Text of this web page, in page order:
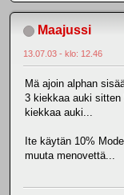
Maajussi
13.07.03 - klo: 12.46
Mä ajoin alphan
3 kiekkaa auki
kiekkaa auki...
Ite käytän 10%
muuta menovettä...